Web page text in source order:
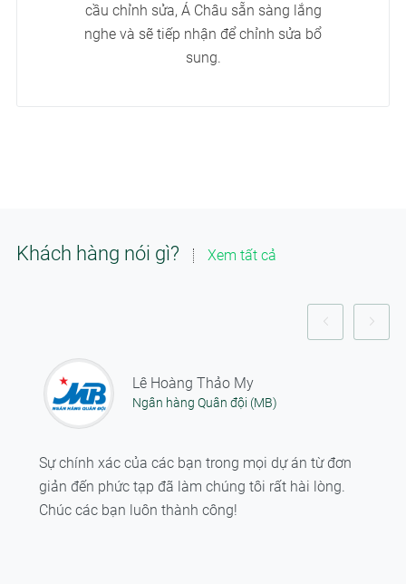
cầu chỉnh sửa, Á Châu sẵn sàng lắng
nghe và sẽ tiếp nhận để chỉnh sửa bổ
sung.
Khách hàng nói gì? Xem tất cả
Lê Hoàng Thảo My
Ngân hàng Quân đội (MB)
Sự chính xác của các bạn trong mọi dự án từ đơn
giản đến phức tạp đã làm chúng tôi rất hài lòng.
Chúc các bạn luôn thành công!
Cao Tấn Vinh
Công ty cổ phần Bibica
Sự tâm huyết, dịch vụ xuất sắc và hậu mãi tốt là
một trong những món quà vô cùng quý giá mà các
bạn đã tặng cho chúng tôi.